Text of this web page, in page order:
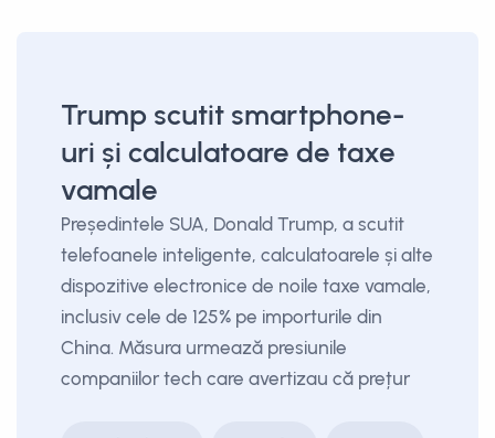
Trump scutit smartphone-
uri și calculatoare de taxe
vamale
Președintele SUA, Donald Trump, a scutit
telefoanele inteligente, calculatoarele și alte
dispozitive electronice de noile taxe vamale,
inclusiv cele de 125% pe importurile din
China. Măsura urmează presiunile
companiilor tech care avertizau că prețur